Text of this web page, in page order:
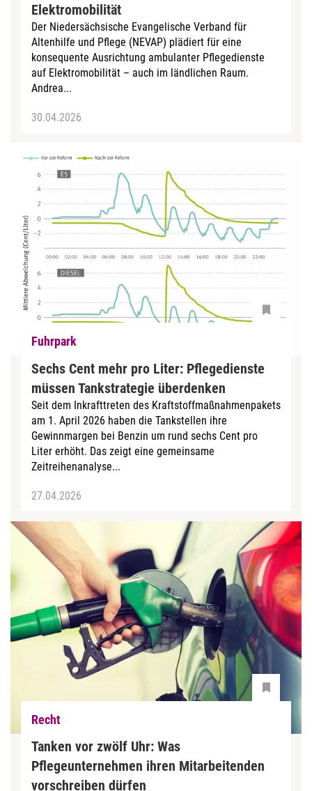
Elektromobilität
Der Niedersächsische Evangelische Verband für
Altenhilfe und Pflege (NEVAP) plädiert für eine
konsequente Ausrichtung ambulanter Pflegedienste
auf Elektromobilität – auch im ländlichen Raum.
Andrea...
30.04.2026
Fuhrpark
Sechs Cent mehr pro Liter: Pflegedienste
müssen Tankstrategie überdenken
Seit dem Inkrafttreten des Kraftstoffmaßnahmenpakets
am 1. April 2026 haben die Tankstellen ihre
Gewinnmargen bei Benzin um rund sechs Cent pro
Liter erhöht. Das zeigt eine gemeinsame
Zeitreihenanalyse...
27.04.2026
Recht
Tanken vor zwölf Uhr: Was
Pflegeunternehmen ihren Mitarbeitenden
vorschreiben dürfen